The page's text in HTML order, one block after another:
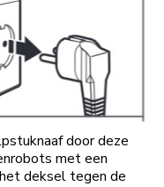
door deze
met een
deksel tegen de